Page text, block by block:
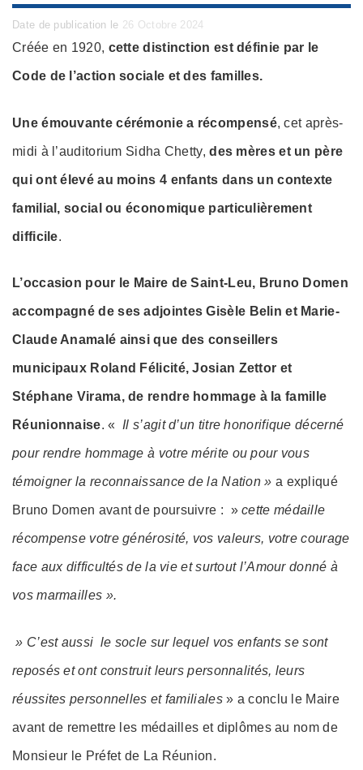
Date de publication le Posted
on
26 Octobre 2024
Créée en 1920, cette distinction est définie par le
Code de l’action sociale et des familles.
Une émouvante cérémonie a récompensé, cet après-
midi à l’auditorium Sidha Chetty,des mères et un père
qui ont élevé au moins 4 enfants dans un contexte
familial, social ou économique particulièrement
difficile.
L’occasion pour le Maire de Saint-Leu, Bruno Domen
accompagné de ses adjointes Gisèle Belin et Marie-
Claude Anamalé ainsi que des conseillers
municipaux Roland Félicité, Josian Zettor et
Stéphane Virama, de rendre hommage à la famille
Réunionnaise. « Il s’agit d’un titre honorifique décerné
pour rendre hommage à votre mérite ou pour vous
témoigner la reconnaissance de la Nation » a expliqué
Bruno Domen avant de poursuivre : »cette médaille
récompense votre générosité, vos valeurs, votre courage
face aux difficultés de la vie et surtout l’Amour donné à
vos marmailles ».
» C’est aussi le socle sur lequel vos enfants se sont
reposés et ont construit leurs personnalités, leurs
réussites personnelles et familiales» a conclu le Maire
avant de remettre les médailles et diplômes au nom de
Monsieur le Préfet de La Réunion.